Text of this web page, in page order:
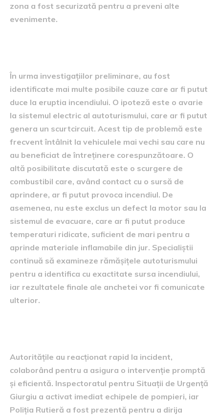
zona a fost securizată pentru a preveni alte
evenimente.
În urma investigațiilor preliminare, au fost
identificate mai multe posibile cauze care ar fi putut
duce la eruptia incendiului. O ipoteză este o avarie
la sistemul electric al autoturismului, care ar fi putut
genera un scurtcircuit. Acest tip de problemă este
frecvent întâlnit la vehiculele mai vechi sau care nu
au beneficiat de întreținere corespunzătoare. O
altă posibilitate discutată este o scurgere de
combustibil care, având contact cu o sursă de
aprindere, ar fi putut provoca incendiul. De
asemenea, nu este exclus un defect la motor sau la
sistemul de evacuare, care ar fi putut produce
temperaturi ridicate, suficient de mari pentru a
aprinde materiale inflamabile din jur. Specialiștii
continuă să examineze rămășițele autoturismului
pentru a identifica cu exactitate sursa incendiului,
iar rezultatele finale ale anchetei vor fi comunicate
ulterior.
Autoritățile au reacționat rapid la incident,
colaborând pentru a asigura o intervenție promptă
și eficientă. Inspectoratul pentru Situații de Urgență
Giurgiu a activat imediat echipele de pompieri, iar
Poliția Rutieră a fost prezentă pentru a dirija